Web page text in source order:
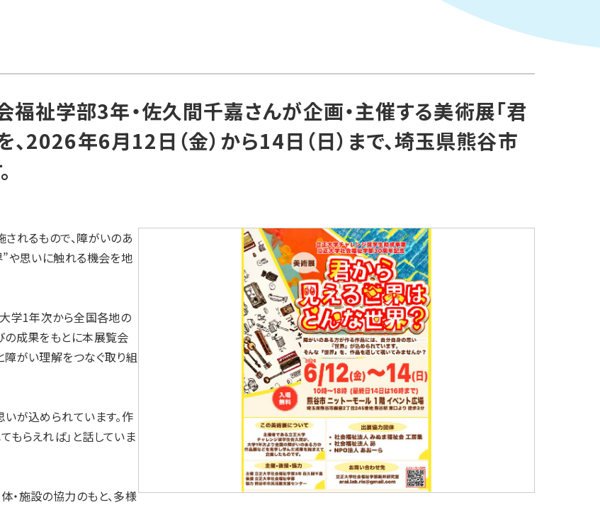
祉学部3年・佐久間千嘉さんが企画・主催する美術展「君
、2026年6月12日（金）から14日（日）まで、埼玉県熊谷市
れるもので、障がいのあ
や思いに触れる機会を地
学1年次から全国各地の
の成果をもとに本展覧会
障がい理解をつなぐ取り組
が込められています。作
らえれば」と話していま
・施設の協力のもと、多様